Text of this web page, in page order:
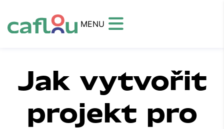
MENU
Jak vytvořit
projekt pro